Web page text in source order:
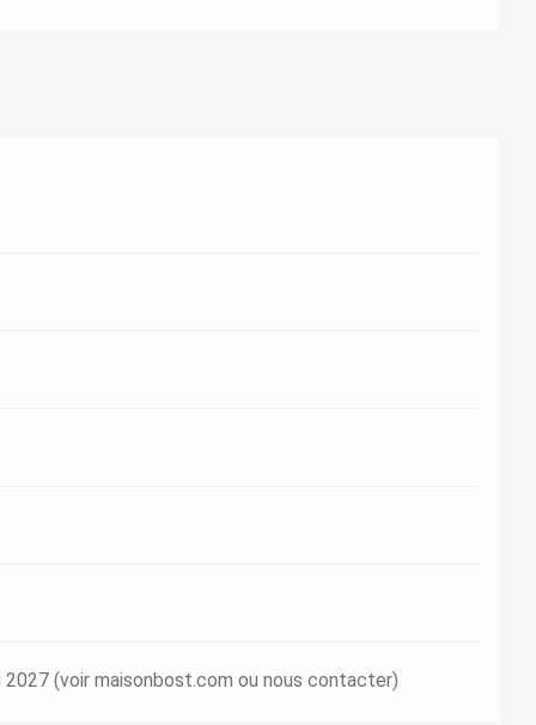
(voir maisonbost.com ou nous contacter)